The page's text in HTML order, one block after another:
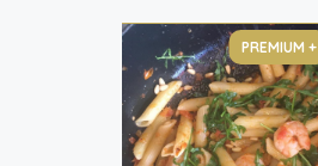
PREMIUM +